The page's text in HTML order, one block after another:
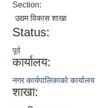
Section:
उद्यम विकास शाखा
Status:
पूर्व
कार्यालय:
नगर कार्यपालिकाको कार्यालय
शाखा: